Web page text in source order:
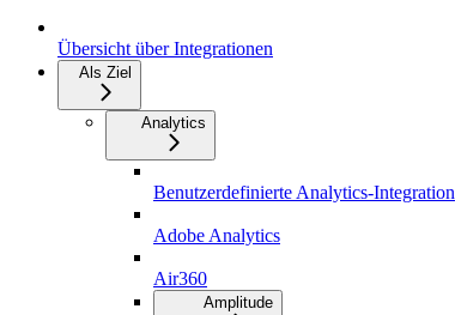
Übersicht über Integrationen
Als Ziel
Analytics
Benutzerdefinierte Analytics-Integration
Adobe Analytics
Air360
Amplitude